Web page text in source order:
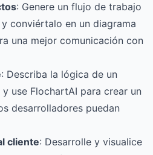
: Genere un flujo de trabajo
conviértalo en un diagrama
una mejor comunicación con
: Describa la lógica de un
use FlochartAI para crear un
desarrolladores puedan
cliente: Desarrolle y visualice